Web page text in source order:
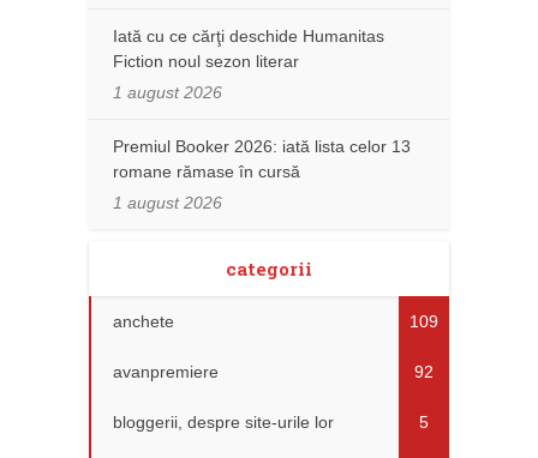
Iată cu ce cărţi deschide Humanitas
Fiction noul sezon literar
1 august 2026
Premiul Booker 2026: iată lista celor 13
romane rămase în cursă
1 august 2026
categorii
anchete 109
avanpremiere 92
bloggerii, despre site-urile lor 5